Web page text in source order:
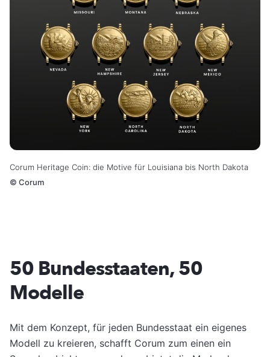
Corum Heritage Coin: die Motive für Louisiana bis North Dakota
© Corum
50 Bundesstaaten, 50
Modelle
Mit dem Konzept, für jeden Bundesstaat ein eigenes
Modell zu kreieren, schafft Corum zum einen ein